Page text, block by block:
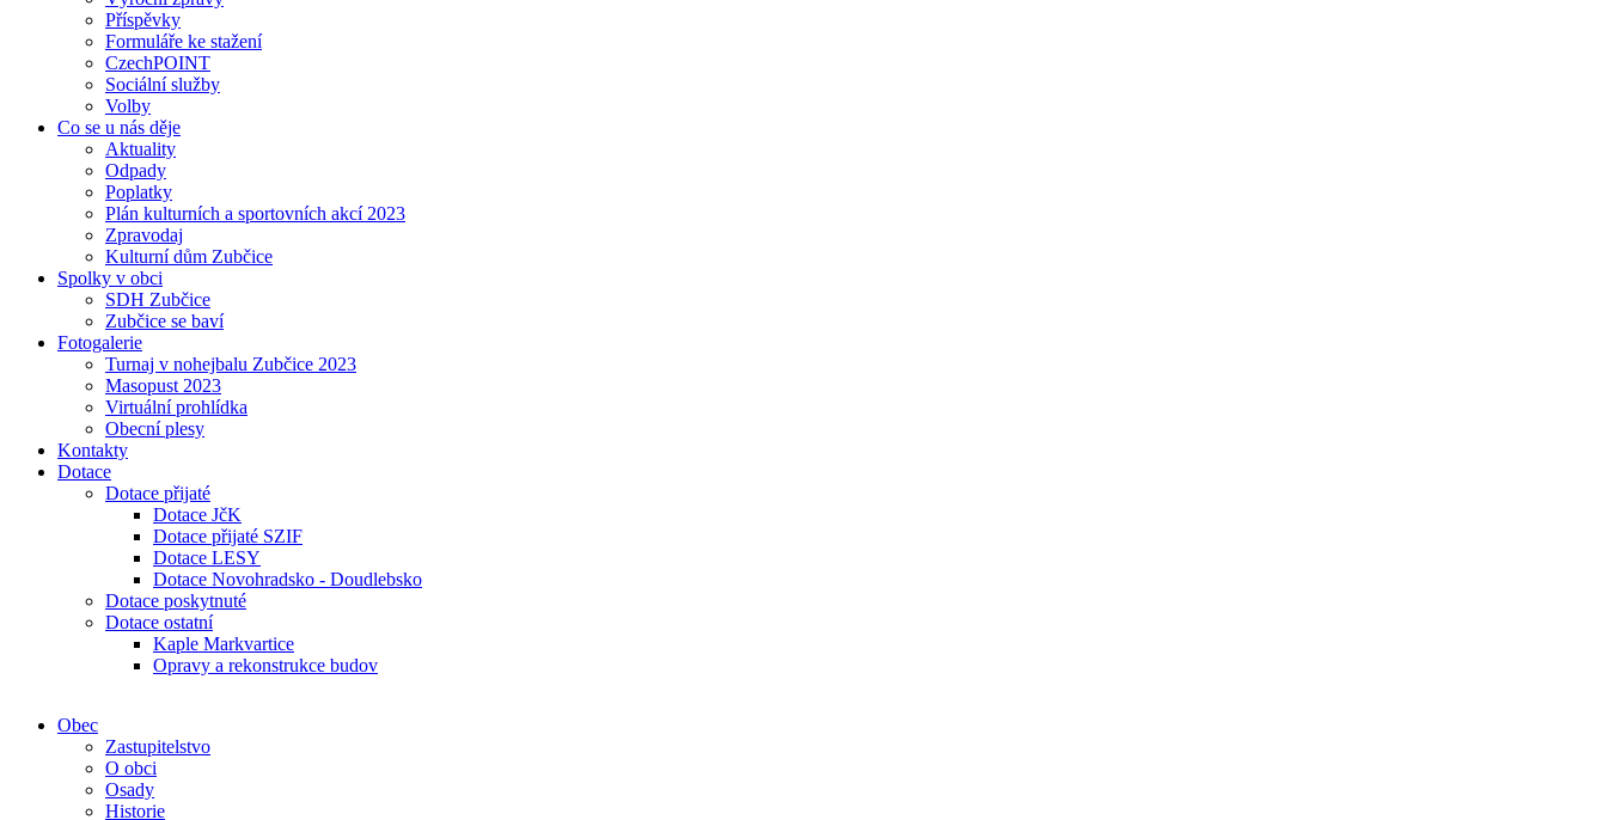
Příspěvky
Formuláře ke stažení
CzechPOINT
Sociální služby
Volby
Co se u nás děje
Aktuality
Odpady
Poplatky
Plán kulturních a sportovních akcí 2023
Zpravodaj
Kulturní dům Zubčice
Spolky v obci
SDH Zubčice
Zubčice se baví
Fotogalerie
Turnaj v nohejbalu Zubčice 2023
Masopust 2023
Virtuální prohlídka
Obecní plesy
Kontakty
Dotace
Dotace přijaté
Dotace JčK
Dotace přijaté SZIF
Dotace LESY
Dotace Novohradsko - Doudlebsko
Dotace poskytnuté
Dotace ostatní
Kaple Markvartice
Opravy a rekonstrukce budov
Obec
Zastupitelstvo
O obci
Osady
Historie